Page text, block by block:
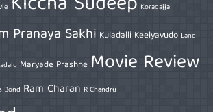
Koragajja
Pranaya Sakhi Kuladalli Keelyavudo Land
Maryade Prashne Movie Review
Bond Ram Charan R Chandru